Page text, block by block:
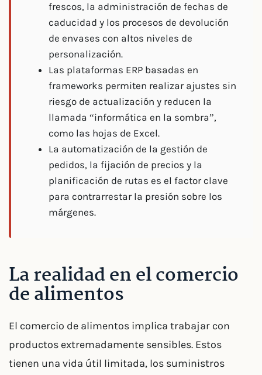
frescos, la administración de fechas de
caducidad y los procesos de devolución
de envases con altos niveles de
personalización.
Las plataformas ERP basadas en
frameworks permiten realizar ajustes sin
riesgo de actualización y reducen la
llamada “informática en la sombra”,
como las hojas de Excel.
La automatización de la gestión de
pedidos, la fijación de precios y la
planificación de rutas es el factor clave
para contrarrestar la presión sobre los
márgenes.
La realidad en el comercio
de alimentos
El comercio de alimentos implica trabajar con
productos extremadamente sensibles. Estos
tienen una vida útil limitada, los suministros